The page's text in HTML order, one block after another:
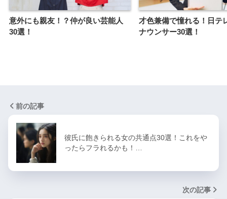
意外にも親友！？仲が良い芸能人
30選！
才色兼備で憧れる！日テ
ナウンサー30選！
前の記事
彼氏に飽きられる女の共通点30選！これをや
ったらフラれるかも！…
次の記事